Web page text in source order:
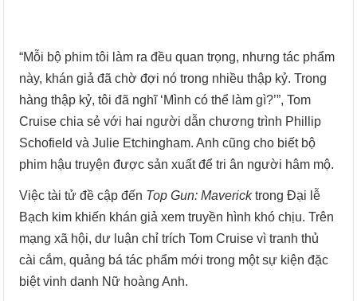
“Mỗi bộ phim tôi làm ra đều quan trọng, nhưng tác phẩm
này, khán giả đã chờ đợi nó trong nhiều thập kỷ. Trong
hàng thập kỷ, tôi đã nghĩ ‘Mình có thể làm gì?’”, Tom
Cruise chia sẻ với hai người dẫn chương trình Phillip
Schofield và Julie Etchingham. Anh cũng cho biết bộ
phim hậu truyện được sản xuất để tri ân người hâm mộ.
Việc tài tử đề cập đến Top Gun: Mavericktrong Đại lễ
Bạch kim khiến khán giả xem truyền hình khó chịu. Trên
mạng xã hội, dư luận chỉ trích Tom Cruise vì tranh thủ
cài cắm, quảng bá tác phẩm mới trong một sự kiện đặc
biệt vinh danh Nữ hoàng Anh.